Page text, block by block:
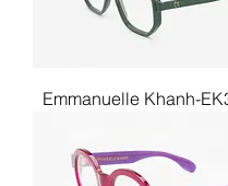
Emmanuelle Khanh-